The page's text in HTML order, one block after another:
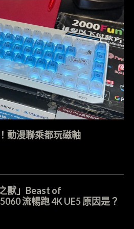
動漫聯乘都玩磁軸
獸」Beast of
流暢跑 4K UE5 原因是？